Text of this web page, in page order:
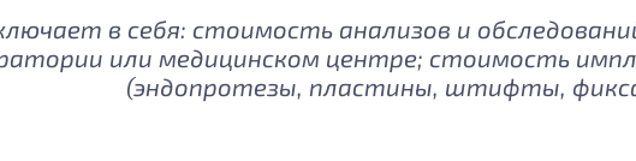
в себя: стоимость анализов и
или медицинском центре; стоимость
(эндопротезы, пластины, штифты,